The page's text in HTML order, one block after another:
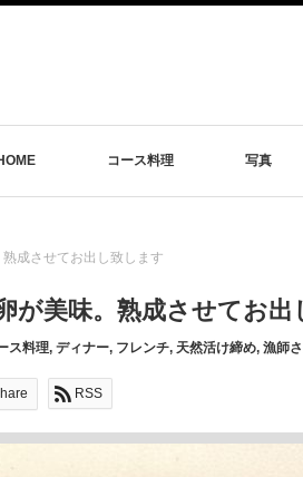
コース料理 写真
成させてお出し致します
が美味。熟成させてお出
ス料理, ディナー, フレンチ, 天然活け締め, 漁師
RSS